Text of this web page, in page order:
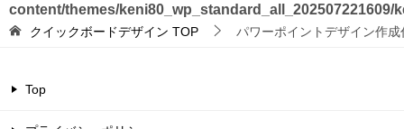
content/themes/keni80_wp_standard_all_202507221609/
クイックボードデザイン TOP パワーポイントデザイン作成
Top